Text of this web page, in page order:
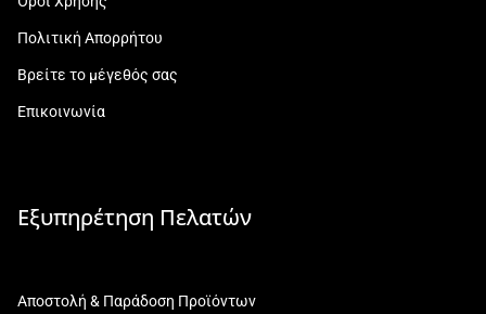
Πολιτική Απορρήτου
Βρείτε το μέγεθός σας
Επικοινωνία
Εξυπηρέτηση Πελατών
Αποστολή & Παράδοση Προϊόντων